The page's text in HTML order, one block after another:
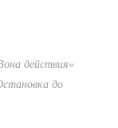
действия»
до